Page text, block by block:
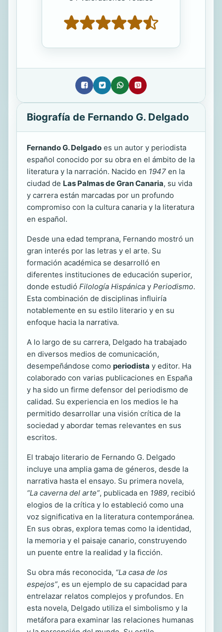
Biografía de Fernando G. Delgado
Fernando G. Delgado es un autor y periodista
español conocido por su obra en el ámbito de la
literatura y la narración. Nacido en 1947 en la
ciudad de Las Palmas de Gran Canaria, su vida
y carrera están marcadas por un profundo
compromiso con la cultura canaria y la literatura
en español.
Desde una edad temprana, Fernando mostró un
gran interés por las letras y el arte. Su
formación académica se desarrolló en
diferentes instituciones de educación superior,
donde estudió Filología Hispánica y Periodismo.
Esta combinación de disciplinas influiría
notablemente en su estilo literario y en su
enfoque hacia la narrativa.
A lo largo de su carrera, Delgado ha trabajado
en diversos medios de comunicación,
desempeñándose como periodista y editor. Ha
colaborado con varias publicaciones en España
y ha sido un firme defensor del periodismo de
calidad. Su experiencia en los medios le ha
permitido desarrollar una visión crítica de la
sociedad y abordar temas relevantes en sus
escritos.
El trabajo literario de Fernando G. Delgado
incluye una amplia gama de géneros, desde la
narrativa hasta el ensayo. Su primera novela,
“La caverna del arte”, publicada en 1989, recibió
elogios de la crítica y lo estableció como una
voz significativa en la literatura contemporánea.
En sus obras, explora temas como la identidad,
la memoria y el paisaje canario, construyendo
un puente entre la realidad y la ficción.
Su obra más reconocida, “La casa de los
espejos”, es un ejemplo de su capacidad para
entrelazar relatos complejos y profundos. En
esta novela, Delgado utiliza el simbolismo y la
metáfora para examinar las relaciones humanas